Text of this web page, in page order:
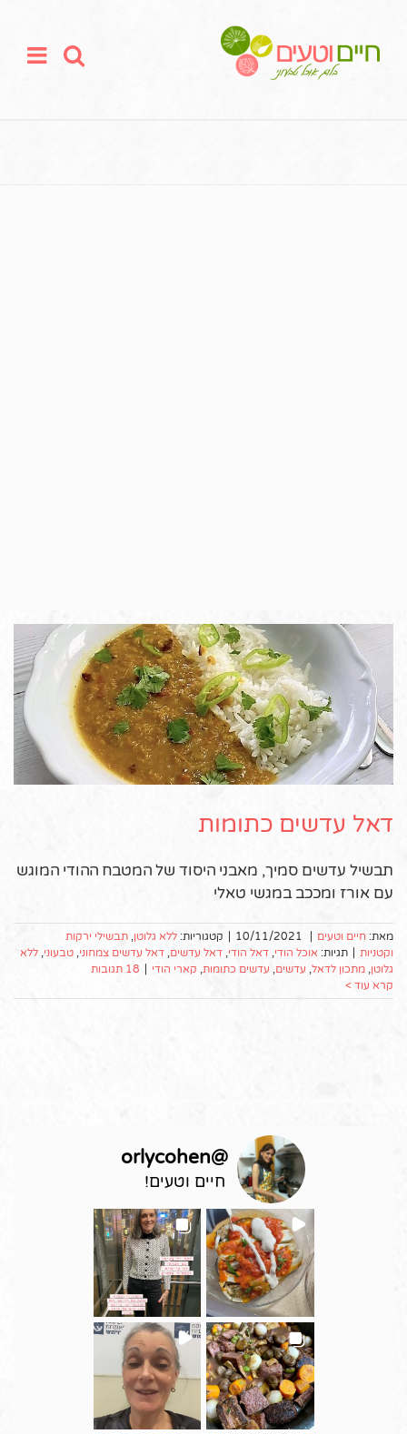
דאל עדשים כתומות
תבשיל עדשים סמיך, מאבני היסוד של המטבח ההודי המוגש
עם אורז ומככב במגשי טאלי
מאת: חיים וטעים 10/11/2021 קטגוריות: ללא גלוטן, תבשילי ירקות
וקטניות
תגיות: אוכל הודי, דאל הודי, דאל עדשים, דאל עדשים צמחוני, טבעוני, ללא
גלוטן, מתכון לדאל, עדשים, עדשים כתומות, קארי הודי
18 תגובות
קרא עוד >
@
orlycohen
חיים וטעים!